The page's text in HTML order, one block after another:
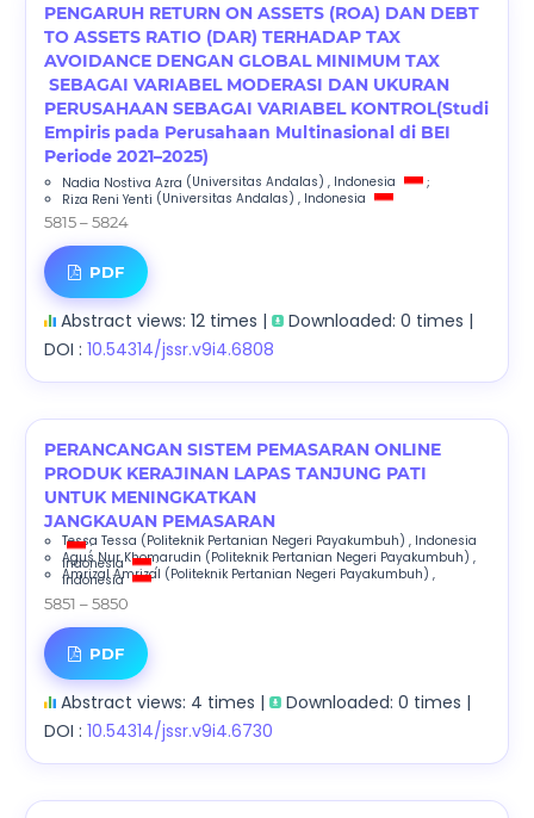
PENGARUH RETURN ON ASSETS (ROA) DAN DEBT
TO ASSETS RATIO (DAR) TERHADAP TAX
AVOIDANCE DENGAN GLOBAL MINIMUM TAX
SEBAGAI VARIABEL MODERASI DAN UKURAN
PERUSAHAAN SEBAGAI VARIABEL KONTROL(Studi
Empiris pada Perusahaan Multinasional di BEI
Periode 2021–2025)
Nadia Nostiva Azra (Universitas Andalas) , Indonesia
;
Riza Reni Yenti (Universitas Andalas) , Indonesia
5815 – 5824
PDF
Abstract views: 12 times |
Downloaded: 0 times |
DOI : 10.54314/jssr.v9i4.6808
PERANCANGAN SISTEM PEMASARAN ONLINE
PRODUK KERAJINAN LAPAS TANJUNG PATI
UNTUK MENINGKATKAN
JANGKAUAN PEMASARAN
Tessa Tessa (Politeknik Pertanian Negeri Payakumbuh) , Indonesia
;
Agus Nur Khomarudin (Politeknik Pertanian Negeri Payakumbuh) ,
Indonesia ;
Amrizal Amrizal (Politeknik Pertanian Negeri Payakumbuh) ,
Indonesia
5851 – 5850
PDF
Abstract views: 4 times |
Downloaded: 0 times |
DOI : 10.54314/jssr.v9i4.6730